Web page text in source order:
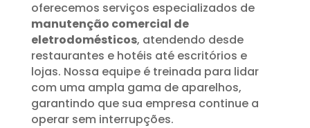
oferecemos serviços especializados de
manutenção comercial de
eletrodomésticos, atendendo desde
restaurantes e hotéis até escritórios e
lojas. Nossa equipe é treinada para lidar
com uma ampla gama de aparelhos,
garantindo que sua empresa continue a
operar sem interrupções.